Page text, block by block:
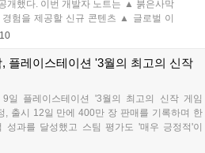
개했다. 이번 개발자 노트는 ▲ 붉은사막
험을 제공할 신규 콘텐츠 ▲ 글로벌 이
편의성 및 게임플레이 개선 계획이 핵심
콘텐츠와 기능을...
플레이스테이션 '3월의 최고의 신작
9일 플레이스테이션 '3월의 최고의 신작 게임
, 출시 12일 만에 400만 장 판매를 기록하며 한
성과를 달성했고 스팀 평가도 '매우 긍정적'이